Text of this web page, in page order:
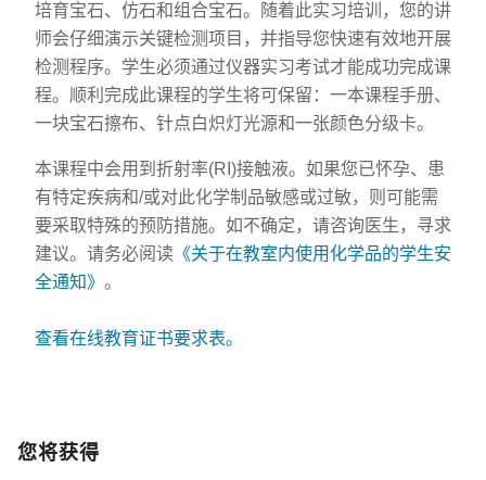
培育宝石、仿石和组合宝石。随着此实习培训，您的讲
师会仔细演示关键检测项目，并指导您快速有效地开展
检测程序。学生必须通过仪器实习考试才能成功完成课
程。顺利完成此课程的学生将可保留：一本课程手册、
一块宝石擦布、针点白炽灯光源和一张颜色分级卡。
本课程中会用到折射率(RI)接触液。如果您已怀孕、患
有特定疾病和/或对此化学制品敏感或过敏，则可能需
要采取特殊的预防措施。如不确定，请咨询医生，寻求
建议。请务必阅读 《关于在教室内使用化学品的学生安
全通知》 。
查看在线教育证书要求表。
您将获得